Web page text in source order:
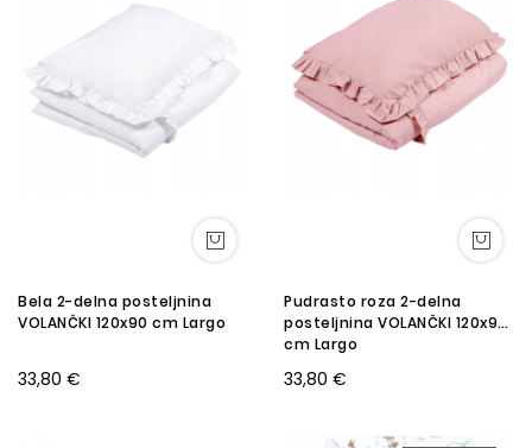
Bela 2-delna posteljnina
VOLANČKI 120x90 cm Largo
33,80 €
Pudrasto roza 2-delna
posteljnina VOLANČKI 120x90
cm Largo
33,80 €